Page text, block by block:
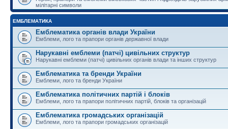
мілітарні символи
ЕМБЛЕМАТИКА
Емблематика органів влади України
Емблеми, лого та прапори органів державної влади
Нарукавні емблеми (патчі) цивільних структур
Нарукавні емблеми (патчі) цивільних органів влади та інших структур
Емблематика та бренди України
Емблеми, лого та бренди України
Емблематика політичних партій і блоків
Емблеми, лого та прапори політичних партій, блоків та організацій
Емблематика громадських організацій
Емблеми, лого та прапори громадських організацій